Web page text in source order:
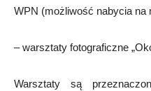
WPN (możliwość nabycia na
– warsztaty fotograficzne
Warsztaty są